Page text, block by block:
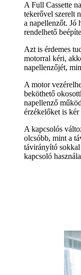
A Full Cassette
tekerővel szerelt
a napellenzőt. Jó
rendelhető
Azt is érdemes
motorral kéri,
napellenzőjét,
A motor
beköthető
napellenző
érzékelőket is kér
A kapcsolós
olcsóbb, mint a
távirányító sokkal
kapcsoló